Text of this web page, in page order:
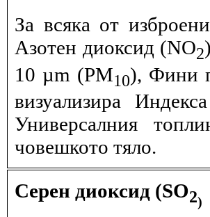
За всяка от
Азотен диоксид (NO2
10 µm (PM10), Фини
визуализира
Универсалния
човешкото тяло.
Серен диоксид (SO2)